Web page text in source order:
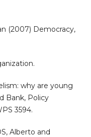
(2007) Democracy,
why are young
Bank, Policy
3594.
Alberto and